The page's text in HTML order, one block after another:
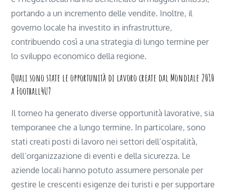
portando a un incremento delle vendite. Inoltre, il
governo locale ha investito in infrastrutture,
contribuendo così a una strategia di lungo termine per
lo sviluppo economico della regione.
Quali sono state le opportunità di lavoro create dal Mondiale 2010
a Football4U?
Il torneo ha generato diverse opportunità lavorative, sia
temporanee che a lungo termine. In particolare, sono
stati creati posti di lavoro nei settori dell’ospitalità,
dell’organizzazione di eventi e della sicurezza. Le
aziende locali hanno potuto assumere personale per
gestire le crescenti esigenze dei turisti e per supportare